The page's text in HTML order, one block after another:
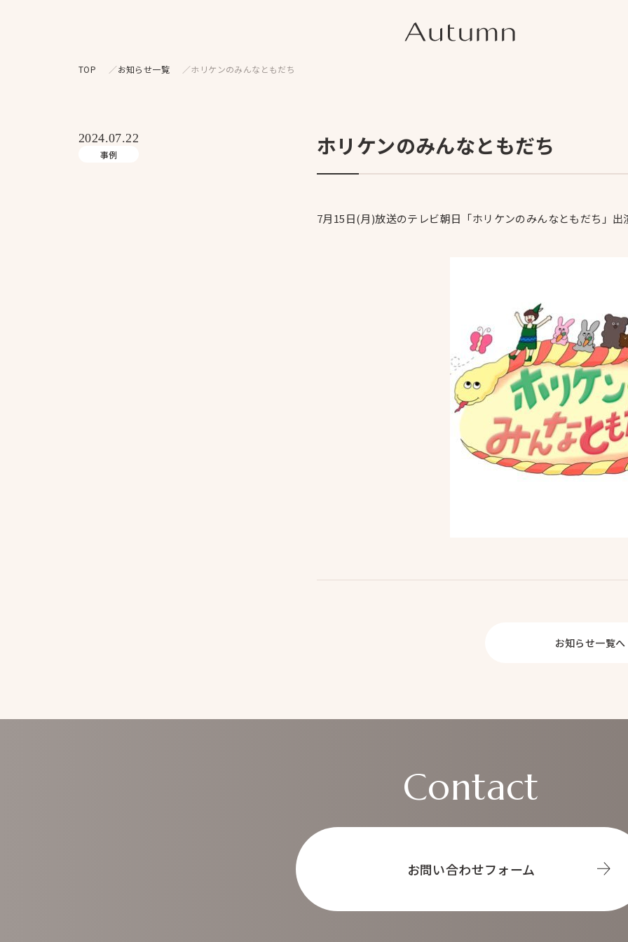
Top
トップ
事業内容
ブライダル事業
TOP お知らせ一覧 ホリケンのみんなともだち
2024.07.22
事例 ホリケンのみんなともだち
7月15日(月)放送のテレビ朝日「ホリケンのみんなともだち」
お知らせ一覧へ
Contact
お問い合わせフォーム